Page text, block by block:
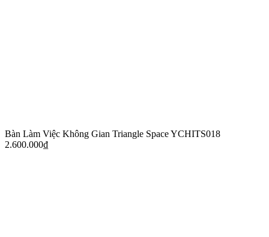
Bàn Làm Việc Không Gian Triangle Space YCHITS018
2.600.000₫